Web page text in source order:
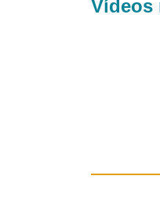
Vídeos